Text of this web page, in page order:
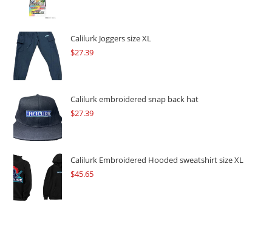
$109.57.$82.17.
Calilurk Joggers size XL
$27.39
Calilurk embroidered snap back hat
$27.39
Calilurk Embroidered Hooded sweatshirt size XL
$45.65